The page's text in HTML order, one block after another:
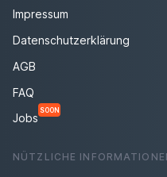
Impressum
Datenschutzerklärung
AGB
FAQ
Jobs
SOON
NÜTZLICHE